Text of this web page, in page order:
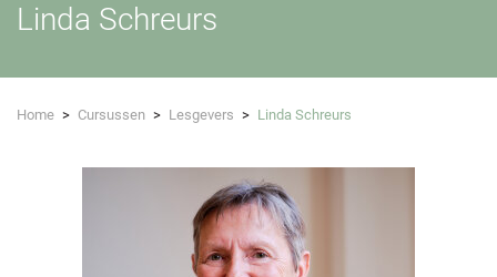
Linda Schreurs
Home > Cursussen > Lesgevers > Linda Schreurs